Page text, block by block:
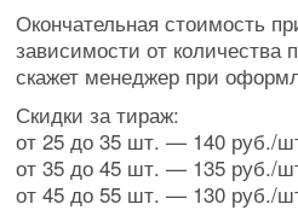
Окончательная стоимость
зависимости от
скажет менеджер при
Скидки за тираж:
от 25 до 35 шт. — 140 руб./
от 35 до 45 шт. — 135 руб./
от 45 до 55 шт. — 130 руб./